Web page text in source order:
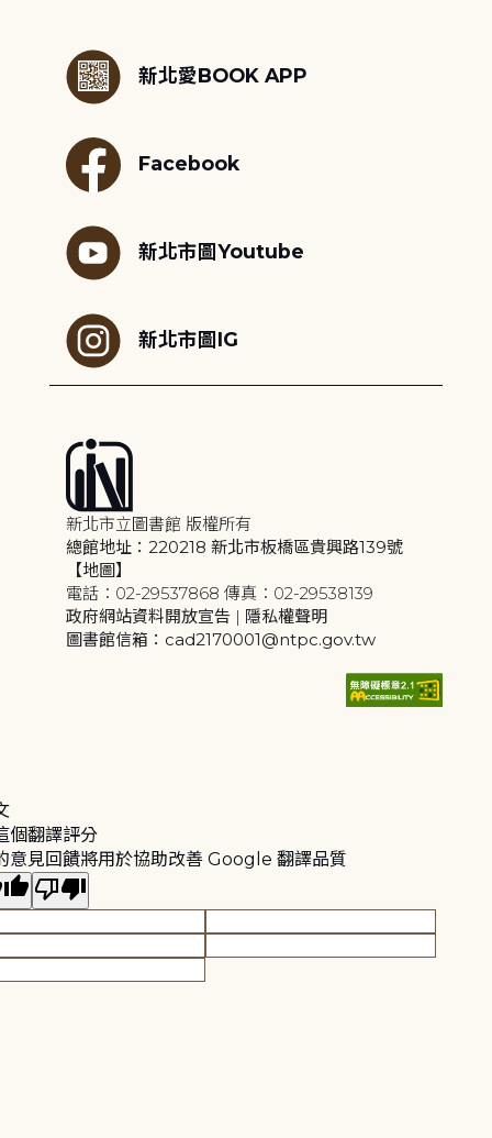
新北愛BOOK APP
Facebook
新北市圖Youtube
新北市圖IG
新北市立圖書館 版權所有
總館地址：220218 新北市板橋區貴興路139號
【地圖】
電話：02-29537868 傳真：02-29538139
政府網站資料開放宣告 | 隱私權聲明
圖書館信箱：cad2170001@ntpc.gov.tw
個翻譯評分
意見回饋將用於協助改善 Google 翻譯品質